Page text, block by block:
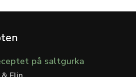
på saltgurka